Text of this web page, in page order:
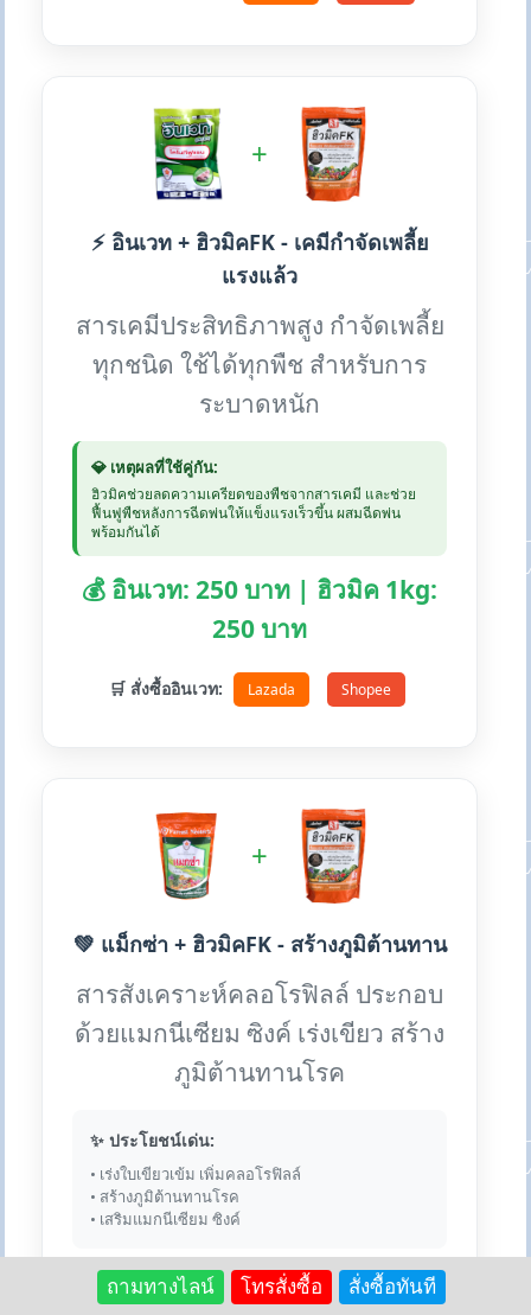
+
⚡ อินเวท + ฮิวมิคFK - เคมีกำจัดเพลี้ย
แรงแล้ว
สารเคมีประสิทธิภาพสูง กำจัดเพลี้ย
ทุกชนิด ใช้ได้ทุกพืช สำหรับการ
ระบาดหนัก
💎 เหตุผลที่ใช้คู่กัน:
ฮิวมิคช่วยลดความเครียดของพืชจากสารเคมี และช่วย
ฟื้นฟูพืชหลังการฉีดพ่นให้แข็งแรงเร็วขึ้น ผสมฉีดพ่น
พร้อมกันได้
💰 อินเวท: 250 บาท | ฮิวมิค 1kg:
250 บาท
🛒 สั่งซื้ออินเวท: Lazada Shopee
+
💚 แม็กซ่า + ฮิวมิคFK - สร้างภูมิต้านทาน
สารสังเคราะห์คลอโรฟิลล์ ประกอบ
ด้วยแมกนีเซียม ซิงค์ เร่งเขียว สร้าง
ภูมิต้านทานโรค
✨ ประโยชน์เด่น:
• เร่งใบเขียวเข้ม เพิ่มคลอโรฟิลล์
• สร้างภูมิต้านทานโรค
• เสริมแมกนีเซียม ซิงค์
💎 เหตุผลที่ใช้คู่กัน:
ถามทางไลน์ โทรสั่งซื้อ สั่งซื้อทันที